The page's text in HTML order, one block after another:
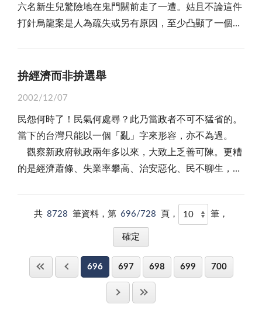
妨？ 妹妹接受我的建議，選擇嫁作農婦，原本「嫁
著做稼尪，三餐攏灶坑」，只是，大農戶全採機械化耕
每次帶一對小外甥回娘家，暗自慶幸當初的建議沒有凸
槌！ 有一首打油詩：「三尺郎君七尺妻，親嘴還需
人生的舞台，自己是生、旦、淨、末、丑，扮演什麼角
色，速配最重要，踰越分寸總是不妥！
好的作用，所以不吃牛肉。 ─再來跟宗教信仰有關
連，像是拜佛的人不吃牛肉。佛教來自印度，印度人是
牛肉的，聽說吃了牛肉之後就會受到神明的懲罰。
桌雞、鴨、魚、肉都有，就是沒有牛肉這道佳餚美食。
如果想吃呢？那只好自掏腰包上餐館大快朵頤去了。
人生有各式各樣的禁忌，不吃牛肉也是。有的禁忌是
理性，有的禁忌是傳說的，有的禁忌是非理性的，迷信
當你看清楚、理智的判斷，不是不可以改變的，時下年
輕的一輩，他們較開放、相信自己，就能接受、打破禁
忌迷信，像接納吃牛肉一樣，沒什麼嘛！
六名新生兒驚險地在鬼門關前走了一遭。姑且不論這件
打針烏龍案是人為疏失或另有原因，至少凸顯了一個事
實說，非萬不得已沒有人願意和醫生或醫院有任何牽
的，在現代保健觀念強調預防重於治療的風氣下，上醫
院做健康檢查成了一種趨勢。就算不做健檢，婦女懷孕
也得產檢，生產更離不開醫院。換言之，從事醫療工作
的人，在這樣一處提供醫療服務的場所中所面對的是千
是每一個環節、每一個特定人員都不能出錯，畢竟醫療
服務是連續性的，非僅一個單一人員的一個簡單指令或
動作就能完成。以這件錯打疫苗案來看，忙中有錯的護
是無法規避的責任。 提供醫療服務的終究還是人，
或許要求他們做到零失誤並不盡合理，如果醫療過程每
一個環節都依正當程序執行卻仍發生遺憾，只能說是意
拚經濟而非拚選舉
2002/12/07
民怨何時了！民氣何處尋？此乃當政者不可不猛省的。
當下的台灣只能以一個「亂」字來形容，亦不為過。
觀察新政府執政兩年多以來，大致上乏善可陳。更糟
的是經濟蕭條、失業率攀高、治安惡化、民不聊生，以
民也憤怒上街訴求抗議，他們打著「支持改革，反對消
滅」的口號。這一連串的抗爭行動，為的是求生存、爭
權益，並非無理取鬧，新政府應審時度勢，徹底為全民
理性平和訴求，實在是一項非常嚴重問題，阿扁政府應
給予農民妥適回應，迅速擬訂完善可行金融制度配套措
施，才不致使農漁民希望落空。據聞，一旦他們的訴求
共 8728 筆資料，第 696/728 頁， 筆，
696 697 698 699 700